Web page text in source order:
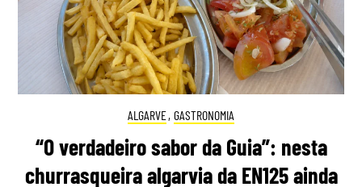
ALGARVE, GASTRONOMIA
“O verdadeiro sabor da Guia”: nesta
churrasqueira algarvia da EN125 ainda